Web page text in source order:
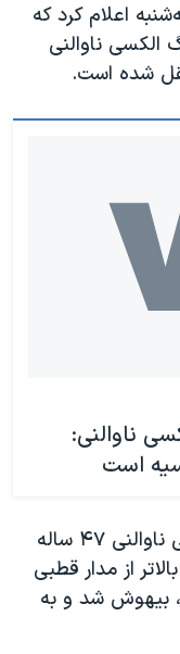
اعلام کرد که
الکسی ناوالنی
شده است.
ناوالنی:
است
به ادعای سرویس زندان روسیه، الکسی ناوالنی ۴۷ ساله
از مدار قطبی
بیهوش شد و به